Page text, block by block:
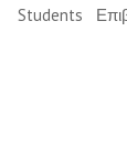
Students